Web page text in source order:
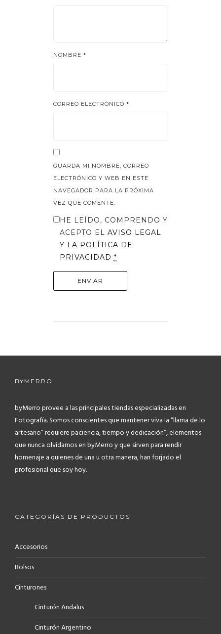
NOMBRE *
CORREO ELECTRÓNICO *
GUARDA MI NOMBRE, CORREO
ELECTRÓNICO Y WEB EN ESTE
NAVEGADOR PARA LA PRÓXIMA
VEZ QUE COMENTE.
HE LEÍDO, COMPRENDO Y
ACEPTO EL AVISO LEGAL
Y LA POLÍTICA DE
PRIVACIDAD *
BYMERRO
byMerro provee a las principales tiendas especializadas en
Fotografía.Somos conscientes que mantener viva la “llama de lo
artesano” requiere paciencia, tiempo y dedicación”, elementos
que nunca olvidamos en byMerro y que sirven para rendir
homenaje a quienes de una u otra manera, han forjado el
profesional que soy hoy.
CATEGORÍAS DE PRODUCTOS
Accesorios
Bolsos
Cinturones
Cinturón Andalus
Cinturón Argentino